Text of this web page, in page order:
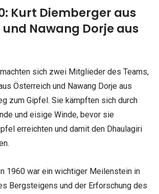
Kurt Diemberger aus
Nawang Dorje aus
sich zwei Mitglieder des Teams,
Österreich und Nawang Dorje aus
zum Gipfel. Sie kämpften sich durch
und eisige Winde, bevor sie
erreichten und damit den Dhaulagiri
1960 war ein wichtiger Meilenstein in
Bergsteigens und der Erforschung des